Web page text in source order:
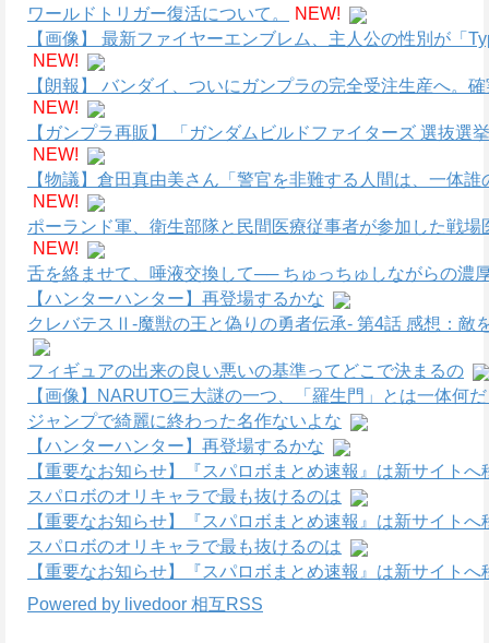
ワールドトリガー復活について。
NEW!
【画像】 最新ファイヤーエンブレム、主人公の性別が「
NEW!
【朗報】 バンダイ、ついにガンプラの完全受注生産へ。
NEW!
【ガンプラ再販】 「ガンダムビルドファイターズ 選抜選
NEW!
【物議】倉田真由美さん「警官を非難する人間は、一体
NEW!
ポーランド軍、衛生部隊と民間医療従事者が参加した戦場
NEW!
舌を絡ませて、唾液交換して── ちゅっちゅしながらの濃
【ハンターハンター】再登場するかな
クレバテスⅡ-魔獣の王と偽りの勇者伝承- 第4話 感想：敵
フィギュアの出来の良い悪いの基準ってどこで決まるの
【画像】NARUTO三大謎の一つ、「羅生門」とは一体何
ジャンプで綺麗に終わった名作ないよな
【ハンターハンター】再登場するかな
【重要なお知らせ】『スパロボまとめ速報』は新サイトへ
スパロボのオリキャラで最も抜けるのは
【重要なお知らせ】『スパロボまとめ速報』は新サイトへ
スパロボのオリキャラで最も抜けるのは
【重要なお知らせ】『スパロボまとめ速報』は新サイトへ
Powered by livedoor 相互RSS